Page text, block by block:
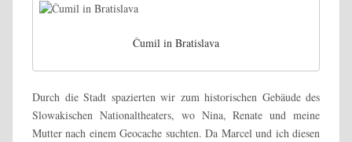
Čumil in Bratislava
Durch die Stadt spazierten wir zum historischen Gebäude des
Slowakischen Nationaltheaters, wo Nina, Renate und meine
Mutter nach einem Geocache suchten. Da Marcel und ich diesen